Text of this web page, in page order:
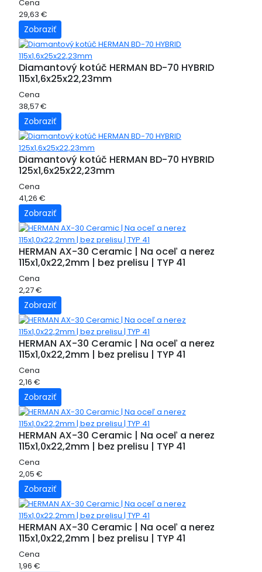
Cena
29,63 €
Zobraziť
Diamantový kotúč HERMAN BD-70 HYBRID
115x1,6x25x22,23mm
Cena
38,57 €
Zobraziť
Diamantový kotúč HERMAN BD-70 HYBRID
125x1,6x25x22,23mm
Cena
41,26 €
Zobraziť
HERMAN AX-30 Ceramic | Na oceľ a nerez
115x1,0x22,2mm | bez prelisu | TYP 41
Cena
2,27 €
Zobraziť
HERMAN AX-30 Ceramic | Na oceľ a nerez
115x1,0x22,2mm | bez prelisu | TYP 41
Cena
2,16 €
Zobraziť
HERMAN AX-30 Ceramic | Na oceľ a nerez
115x1,0x22,2mm | bez prelisu | TYP 41
Cena
2,05 €
Zobraziť
HERMAN AX-30 Ceramic | Na oceľ a nerez
115x1,0x22,2mm | bez prelisu | TYP 41
Cena
1,96 €